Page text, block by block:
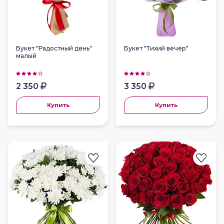
Букет "Радостный день"
малый
2 350
Купить
Букет "Тихий вечер"
3 350
Купить